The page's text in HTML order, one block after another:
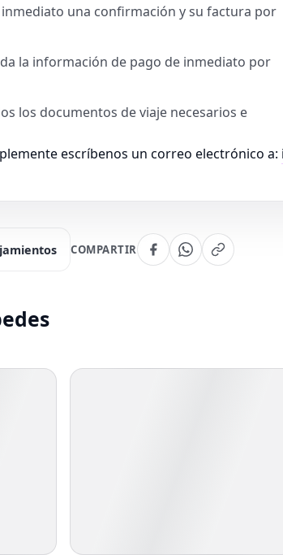
una confirmación y su factura por
la información de pago de inmediato por
los documentos de viaje necesarios e
escríbenos un correo electrónico a:
COMPARTIR